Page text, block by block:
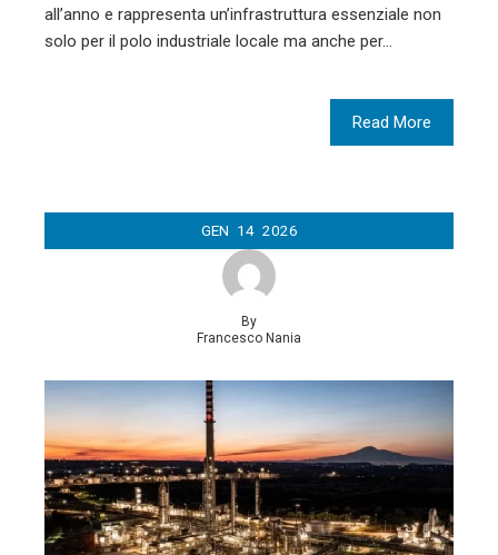
all’anno e rappresenta un’infrastruttura essenziale non
solo per il polo industriale locale ma anche per…
Read More
GEN 14 2026
By
Francesco Nania